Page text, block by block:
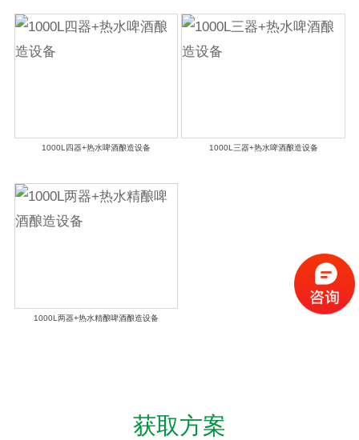
1000L四器+热水啤酒酿造设备 1000L三器+热水啤酒酿造设备
1000L两器+热水精酿啤酒酿造设备
获取方案